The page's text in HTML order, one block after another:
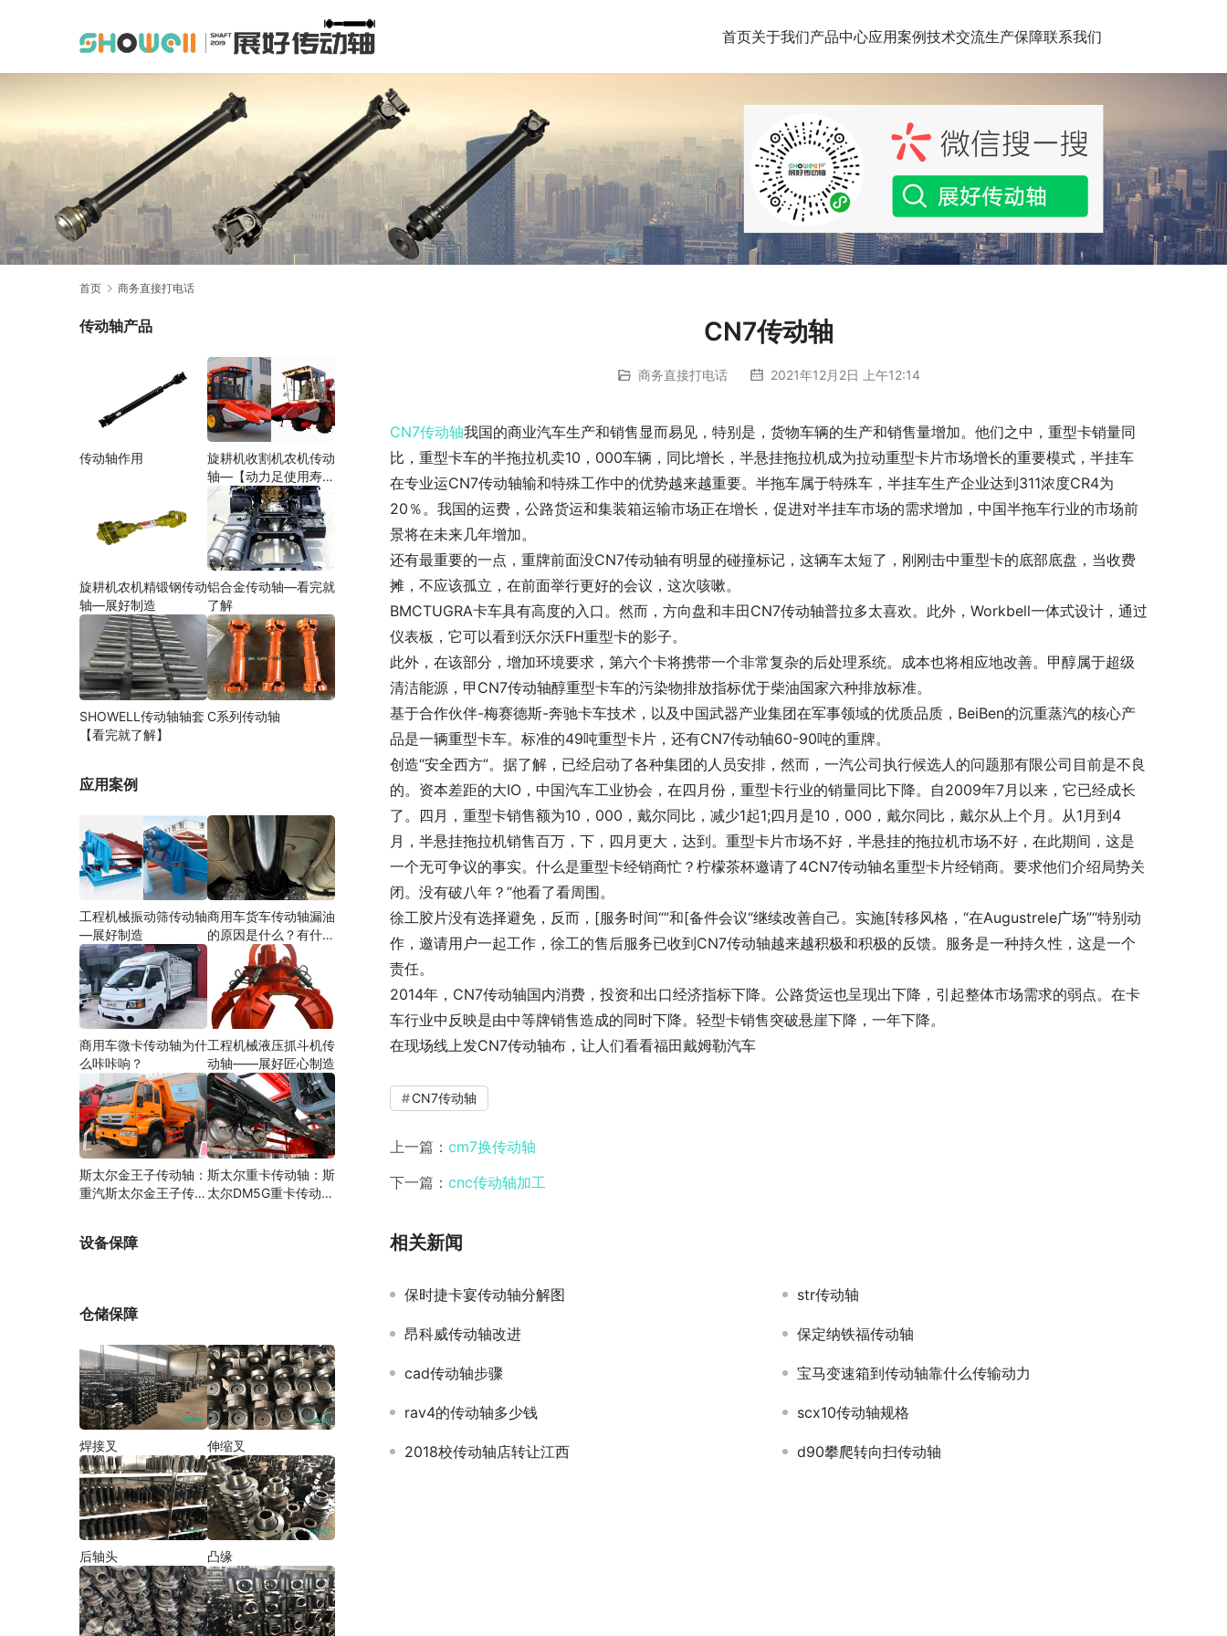
首页关于我们产品中心应用案例技术交流生产保障联系我们
首页 商务直接打电话
CN7传动轴
商务直接打电话 2021年12月2日 上午12:14
CN7传动轴我国的商业汽车生产和销售显而易见，特别是，货物车辆的生产和销售量增加。他们之中，重型卡销量同
比，重型卡车的半拖拉机卖10，000车辆，同比增长，半悬挂拖拉机成为拉动重型卡片市场增长的重要模式，半挂车
在专业运CN7传动轴输和特殊工作中的优势越来越重要。半拖车属于特殊车，半挂车生产企业达到311浓度CR4为
20％。我国的运费，公路货运和集装箱运输市场正在增长，促进对半挂车市场的需求增加，中国半拖车行业的市场前
景将在未来几年增加。
还有最重要的一点，重牌前面没CN7传动轴有明显的碰撞标记，这辆车太短了，刚刚击中重型卡的底部底盘，当收费
摊，不应该孤立，在前面举行更好的会议，这次咳嗽。
BMCTUGRA卡车具有高度的入口。然而，方向盘和丰田CN7传动轴普拉多太喜欢。此外，Workbell一体式设计，通过
仪表板，它可以看到沃尔沃FH重型卡的影子。
此外，在该部分，增加环境要求，第六个卡将携带一个非常复杂的后处理系统。成本也将相应地改善。甲醇属于超级
清洁能源，甲CN7传动轴醇重型卡车的污染物排放指标优于柴油国家六种排放标准。
基于合作伙伴-梅赛德斯-奔驰卡车技术，以及中国武器产业集团在军事领域的优质品质，BeiBen的沉重蒸汽的核心产
品是一辆重型卡车。标准的49吨重型卡片，还有CN7传动轴60-90吨的重牌。
创造“安全西方”。据了解，已经启动了各种集团的人员安排，然而，一汽公司执行候选人的问题那有限公司目前是不良
的。资本差距的大IO，中国汽车工业协会，在四月份，重型卡行业的销量同比下降。自2009年7月以来，它已经成长
了。四月，重型卡销售额为10，000，戴尔同比，减少1起1;四月是10，000，戴尔同比，戴尔从上个月。从1月到4
月，半悬挂拖拉机销售百万，下，四月更大，达到。重型卡片市场不好，半悬挂的拖拉机市场不好，在此期间，这是
一个无可争议的事实。什么是重型卡经销商忙？柠檬茶杯邀请了4CN7传动轴名重型卡片经销商。要求他们介绍局势关
闭。没有破八年？“他看了看周围。
徐工胶片没有选择避免，反而，[服务时间“”和[备件会议“继续改善自己。实施[转移风格，“在Augustrele广场”“特别动
作，邀请用户一起工作，徐工的售后服务已收到CN7传动轴越来越积极和积极的反馈。服务是一种持久性，这是一个
责任。
2014年，CN7传动轴国内消费，投资和出口经济指标下降。公路货运也呈现出下降，引起整体市场需求的弱点。在卡
车行业中反映是由中等牌销售造成的同时下降。轻型卡销售突破悬崖下降，一年下降。
在现场线上发CN7传动轴布，让人们看看福田戴姆勒汽车
CN7传动轴
上一篇： cm7换传动轴
下一篇： cnc传动轴加工
相关新闻
保时捷卡宴传动轴分解图 str传动轴
昂科威传动轴改进 保定纳铁福传动轴
cad传动轴步骤 宝马变速箱到传动轴靠什么传输动力
rav4的传动轴多少钱 scx10传动轴规格
2018校传动轴店转让江西 d90攀爬转向扫传动轴
传动轴产品
传动轴作用
旋耕机收割机农机传动
轴—【动力足使用寿命
久】
旋耕机农机精锻钢传动
轴—展好制造
铝合金传动轴—看完就
了解
SHOWELL传动轴轴套
【看完就了解】
C系列传动轴
应用案例
工程机械振动筛传动轴
—展好制造
商用车货车传动轴漏油
的原因是什么？有什么
商用车微卡传动轴为什
么咔咔响？
工程机械液压抓斗机传
动轴——展好匠心制造
斯太尔金王子传动轴：
重汽斯太尔金王子传动
斯太尔重卡传动轴：斯
太尔DM5G重卡传动轴
设备保障
仓储保障
焊接叉 伸缩叉
后轴头 凸缘